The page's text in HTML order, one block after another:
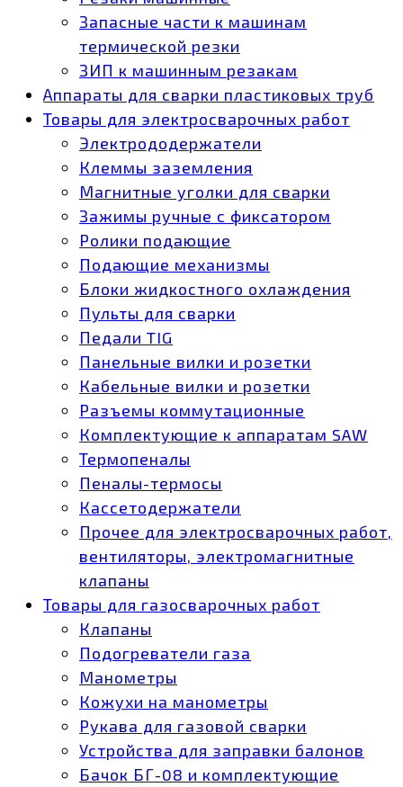
Запасные части к машинам
термической резки
ЗИП к машинным резакам
Аппараты для сварки пластиковых труб
Товары для электросварочных работ
Электрододержатели
Клеммы заземления
Магнитные уголки для сварки
Зажимы ручные с фиксатором
Ролики подающие
Подающие механизмы
Блоки жидкостного охлаждения
Пульты для сварки
Педали TIG
Панельные вилки и розетки
Кабельные вилки и розетки
Разъемы коммутационные
Комплектующие к аппаратам SAW
Термопеналы
Пеналы-термосы
Кассетодержатели
Прочее для электросварочных работ,
вентиляторы, электромагнитные
клапаны
Товары для газосварочных работ
Клапаны
Подогреватели газа
Манометры
Кожухи на манометры
Рукава для газовой сварки
Устройства для заправки балонов
Бачок БГ-08 и комплектующие